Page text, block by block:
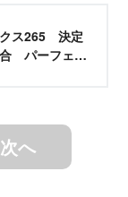
クス265 決定
パーフェク
次へ